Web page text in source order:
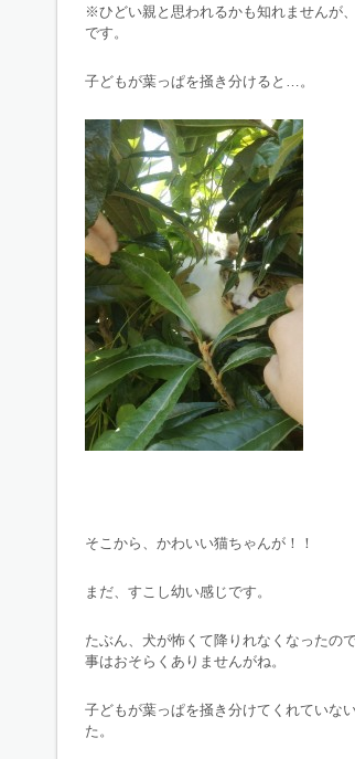
※ひどい親と思われるかも知れませんが
です。
子どもが葉っぱを掻き分けると…。
そこから、かわいい猫ちゃんが！！
まだ、すこし幼い感じです。
たぶん、犬が怖くて降りれなくなったの
事はおそらくありませんがね。
子どもが葉っぱを掻き分けてくれていな
た。